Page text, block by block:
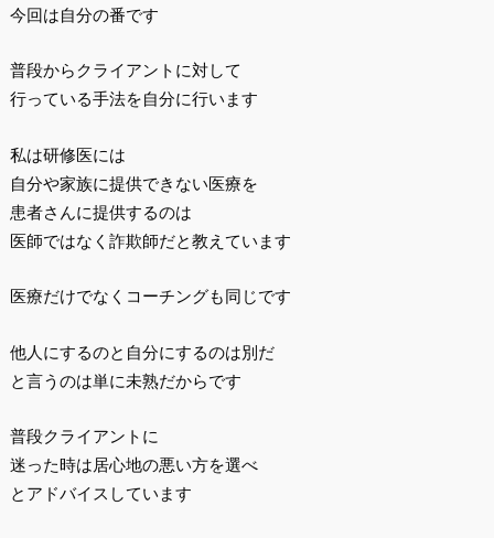
今回は自分の番です
普段からクライアントに対して
行っている手法を自分に行います
私は研修医には
自分や家族に提供できない医療を
患者さんに提供するのは
医師ではなく詐欺師だと教えています
医療だけでなくコーチングも同じです
他人にするのと自分にするのは別だ
と言うのは単に未熟だからです
普段クライアントに
迷った時は居心地の悪い方を選べ
とアドバイスしています